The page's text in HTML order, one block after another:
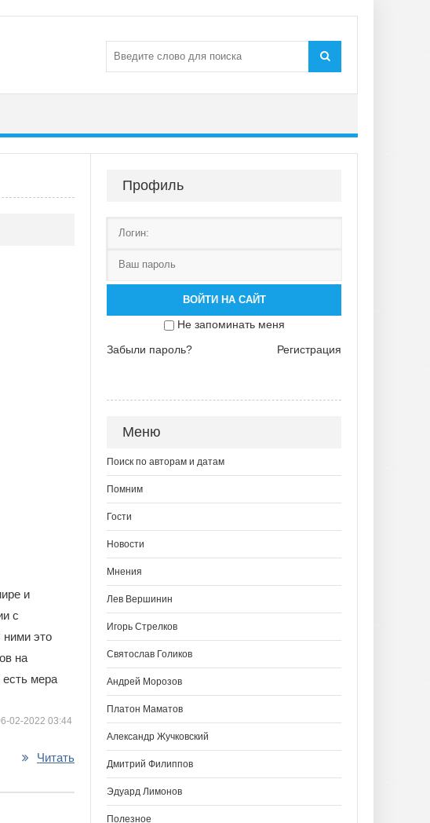
и
с
ними это
на
мера
02-2022 03:44
Читать
Профиль
ВОЙТИ НА САЙТ
Не запоминать меня
Забыли пароль?
Регистрация
Меню
Поиск по авторам и датам
Помним
Гости
Новости
Мнения
Лев Вершинин
Игорь Стрелков
Святослав Голиков
Андрей Морозов
Платон Маматов
Александр Жучковский
Дмитрий Филиппов
Эдуард Лимонов
Полезное